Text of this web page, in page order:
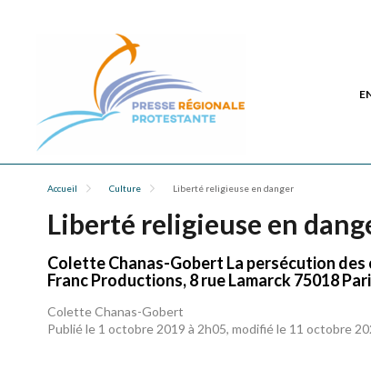
Accueil Culture Liberté religieuse en danger
Liberté religieuse en
Colette Chanas-Gobert La persécution des
Franc Productions, 8 rue Lamarck 75018
Colette Chanas-Gobert
Publié le 1 octobre 2019 à 2h05, modifié le 11 octobre